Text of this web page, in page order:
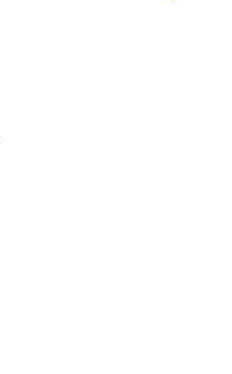
улучшения вашего